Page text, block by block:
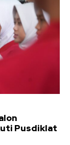
Pusdiklat